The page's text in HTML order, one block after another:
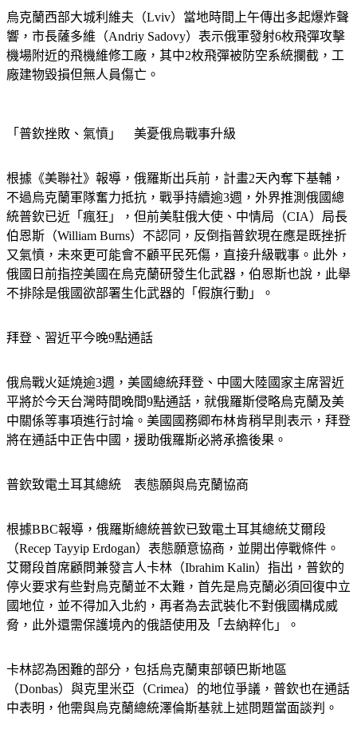
烏克蘭西部大城利維夫（Lviv）當地時間上午傳出多起爆炸聲
響，市長薩多維（Andriy Sadovy）表示俄軍發射6枚飛彈攻擊
機場附近的飛機維修工廠，其中2枚飛彈被防空系統攔截，工
廠建物毀損但無人員傷亡。
「普欽挫敗、氣憤」　美憂俄烏戰事升級
根據《美聯社》報導，俄羅斯出兵前，計畫2天內奪下基輔，
不過烏克蘭軍隊奮力抵抗，戰爭持續逾3週，外界推測俄國總
統普欽已近「瘋狂」，但前美駐俄大使、中情局（CIA）局長
伯恩斯（William Burns）不認同，反倒指普欽現在應是既挫折
又氣憤，未來更可能會不顧平民死傷，直接升級戰事。此外，
俄國日前指控美國在烏克蘭研發生化武器，伯恩斯也說，此舉
不排除是俄國欲部署生化武器的「假旗行動」。
拜登、習近平今晚9點通話
俄烏戰火延燒逾3週，美國總統拜登、中國大陸國家主席習近
平將於今天台灣時間晚間9點通話，就俄羅斯侵略烏克蘭及美
中關係等事項進行討埨。美國國務卿布林肯稍早則表示，拜登
將在通話中正告中國，援助俄羅斯必將承擔後果。
普欽致電土耳其總統　表態願與烏克蘭協商
根據BBC報導，俄羅斯總統普欽已致電土耳其總統艾爾段
（Recep Tayyip Erdogan）表態願意協商，並開出停戰條件。
艾爾段首席顧問兼發言人卡林（Ibrahim Kalin）指出，普欽的
停火要求有些對烏克蘭並不太難，首先是烏克蘭必須回復中立
國地位，並不得加入北約，再者為去武裝化不對俄國構成威
脅，此外還需保護境內的俄語使用及「去納粹化」。
卡林認為困難的部分，包括烏克蘭東部頓巴斯地區
（Donbas）與克里米亞（Crimea）的地位爭議，普欽也在通話
中表明，他需與烏克蘭總統澤倫斯基就上述問題當面談判。